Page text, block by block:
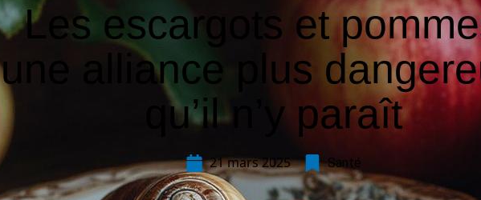
Les escargots et
une alliance plus
qu’il n’y paraît
21 mars 2025 Santé